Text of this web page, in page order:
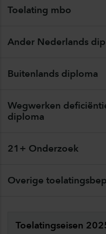
Toelating mbo
Ander Nederlands
Buitenlands diploma
Wegwerken
diploma
21+ Onderzoek
Overige
Toelatingseisen